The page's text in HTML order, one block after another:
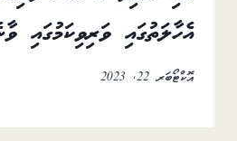
އެހާލަތުގައި ވަރިވިކަމުގައި
އޮކްޓޯބަރ 22, 2023